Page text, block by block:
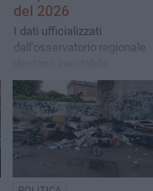
del 2026
I dati ufficializzati
dall'osservatorio regionale
preoccupazione in città